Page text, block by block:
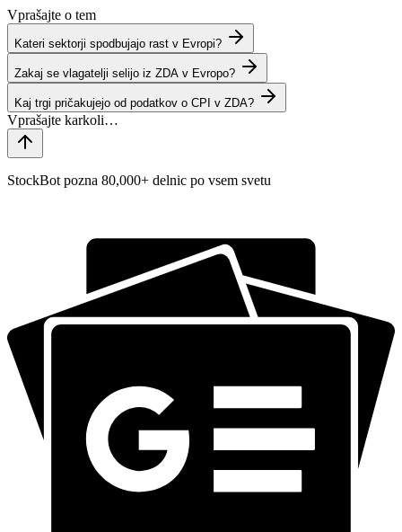
Vprašajte o tem
Kateri sektorji spodbujajo rast v Evropi?
Zakaj se vlagatelji selijo iz ZDA v Evropo?
Kaj trgi pričakujejo od podatkov o CPI v ZDA?
StockBot pozna 80,000+ delnic po vsem svetu